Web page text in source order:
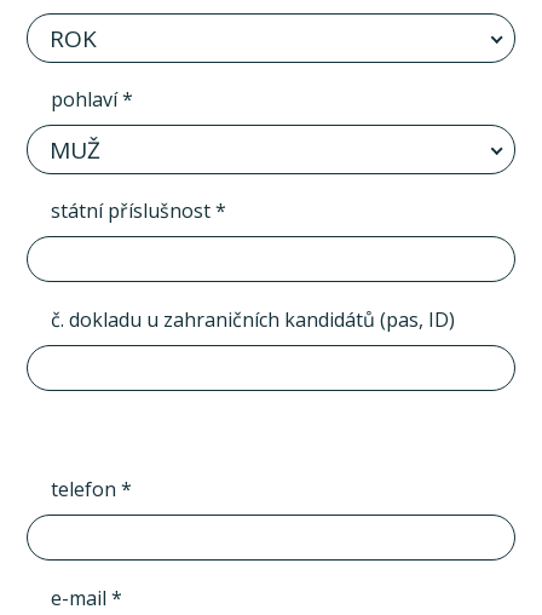
ROK
pohlaví *
MUŽ
státní příslušnost *
č. dokladu u zahraničních kandidátů (pas, ID)
telefon *
e-mail *